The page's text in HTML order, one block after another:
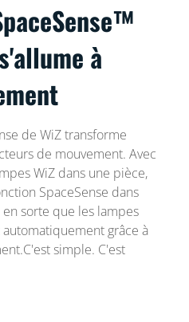
à
de WiZ transforme
de mouvement. Avec
WiZ dans une pièce,
SpaceSense dans
sorte que les lampes
grâce à
simple. C'est